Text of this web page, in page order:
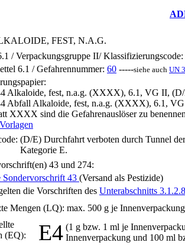
FEST, N.A.G.
/ Verpackungsgruppe II/
6.1 / Gefahrennummer: 60 -----siehe auch UN
Alkaloide, fest, n.a.g. (XXXX), 6.1, VG II,
Abfall Alkaloide, fest, n.a.g. (XXXX), 6.1,
XXXX sind die Gefahrenauslöser zu
(D/E) Durchfahrt verboten durch Tunnel
Kategorie E.
43 und 274:
Sondervorschrift 43 (Versand als Pestizide)
die Vorschriften des Unterabschnitts
Mengen (LQ): max. 500 g je Innenverpackung
(EQ):
E4 (1 g bzw. 1 ml je
Innenverpackung und 100 ml